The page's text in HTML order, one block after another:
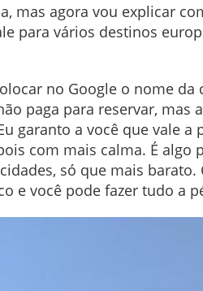
mas agora vou explicar
para vários destinos
no Google o nome da
paga para reservar, mas
garanto a você que vale a
com mais calma. É algo
só que mais
e você pode fazer tudo a